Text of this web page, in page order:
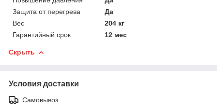
Защита от перегрева
Да
Вес
204 кг
Гарантийный срок
12 мес
Скрыть
Условия доставки
Самовывоз